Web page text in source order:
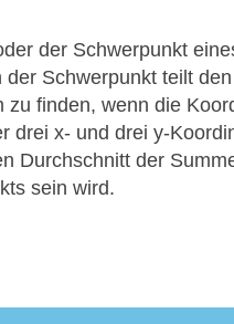
der Schwerpunkt
Schwerpunkt teilt
finden, wenn die
drei x- und drei y-
Durchschnitt der
sein wird.